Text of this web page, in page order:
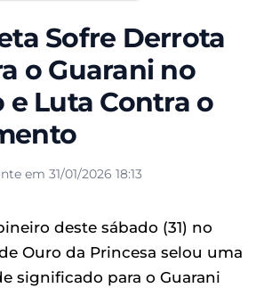
Sofre Derrota
o Guarani no
e Luta Contra o
em 31/01/2026 18:13
deste sábado (31) no
Ouro da Princesa selou uma
significado para o Guarani